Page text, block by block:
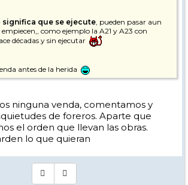
significa que se ejecute, pueden pasar aun
empiecen,, como ejemplo la A21 y A23 con
décadas y sin ejecutar
antes de la herida
ninguna venda, comentamos y
de foreros. Aparte que
el orden que llevan las obras.
lo que quieran